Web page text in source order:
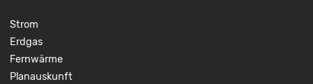
Strom
Erdgas
Fernwärme
Planauskunft